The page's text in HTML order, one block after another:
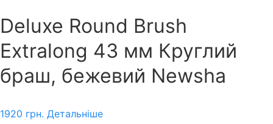
Deluxe Round Brush
Extralong 43 мм Круглий
браш, бежевий Newsha
1920 грн. Детальніше